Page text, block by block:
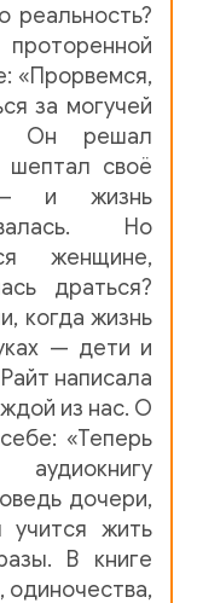
реальность?
«Прорвемся,
за могучей
Он решал
шептал своё
— и жизнь
Но
женщине,
драться?
когда жизнь
— дети и
написала
из нас. О
«Теперь
дочери,
учится жить
В книге
одиночества,